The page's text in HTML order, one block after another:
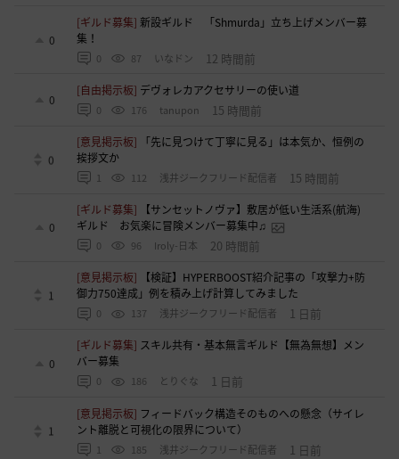
0
[ギルド募集] 新設ギルド 「Shmurda」立ち上げメンバー募
集！
0 87 いなドン 12 時間前
0
[自由掲示板] デヴォレカアクセサリーの使い道
0 176 tanupon 15 時間前
0
[意見掲示板]
「先に見つけて丁寧に見る」は本気か、恒例の
挨拶文か
1 112 浅井ジークフリード配信者 15 時間前
0
[ギルド募集]
【サンセットノヴァ】敷居が低い生活系(航海)
ギルド お気楽に冒険メンバー募集中♫
0 96 Iroly-日本 20 時間前
1
[意見掲示板]
【検証】HYPERBOOST紹介記事の「攻撃力+防
御力750達成」例を積み上げ計算してみました
0 137 浅井ジークフリード配信者 1 日前
0
[ギルド募集] スキル共有・基本無言ギルド【無為無想】メン
バー募集
0 186 とりぐな 1 日前
1
[意見掲示板] フィードバック構造そのものへの懸念（サイレ
ント離脱と可視化の限界について）
1 185 浅井ジークフリード配信者 1 日前